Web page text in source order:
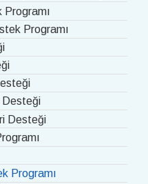
Programı
Programı
Desteği
Desteği
Programı